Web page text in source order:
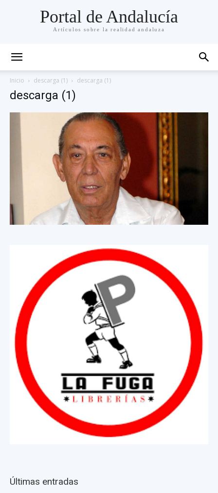
Portal de Andalucía
Artículos sobre la realidad andaluza
Inicio descarga (1) descarga (1)
descarga (1)
Últimas entradas